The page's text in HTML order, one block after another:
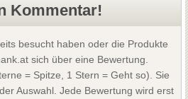
Kommentar!
besucht haben oder die Produkte
sich über eine Bewertung.
= Spitze, 1 Stern = Geht so). Sie
Auswahl. Jede Bewertung wird erst